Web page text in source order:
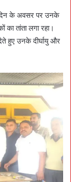
के अवसर पर उनके
का तांता लगा रहा।
हुए उनके दीर्घायु और